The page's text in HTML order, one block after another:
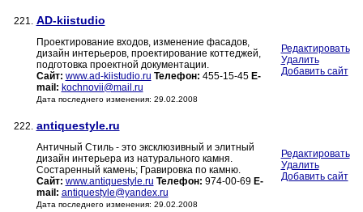
221. AD-kiistudio
Проектирование входов, изменение фасадов,
дизайн интерьеров, проектирование коттеджей,
подготовка проектной документации.
Сайт: www.ad-kiistudio.ru Телефон: 455-15-45 E-
mail: kochnovii@mail.ru
Дата последнего изменения: 29.02.2008
Редактировать
Удалить
Добавить сайт
222. antiquestyle.ru
Античный Стиль - это эксклюзивный и элитный
дизайн интерьера из натурального камня.
Состаренный камень; Гравировка по камню.
Сайт: www.antiquestyle.ru Телефон: 974-00-69 E-
mail: antiquestyle@yandex.ru
Дата последнего изменения: 29.02.2008
Редактировать
Удалить
Добавить сайт